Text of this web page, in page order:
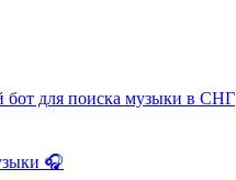
для поиска музыки в СНГ